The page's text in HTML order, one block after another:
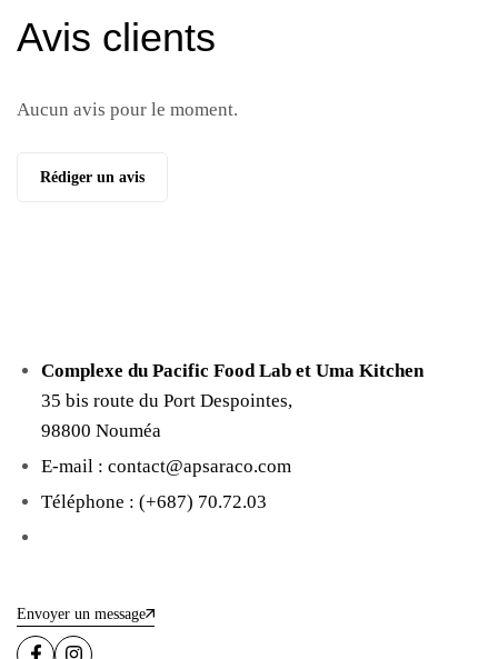
Avis clients
Aucun avis pour le moment.
Rédiger un avis
Complexe du Pacific Food Lab et Uma Kitchen
35 bis route du Port Despointes,
98800 Nouméa
E-mail : contact@apsaraco.com
Téléphone : (+687) 70.72.03
Envoyer un message